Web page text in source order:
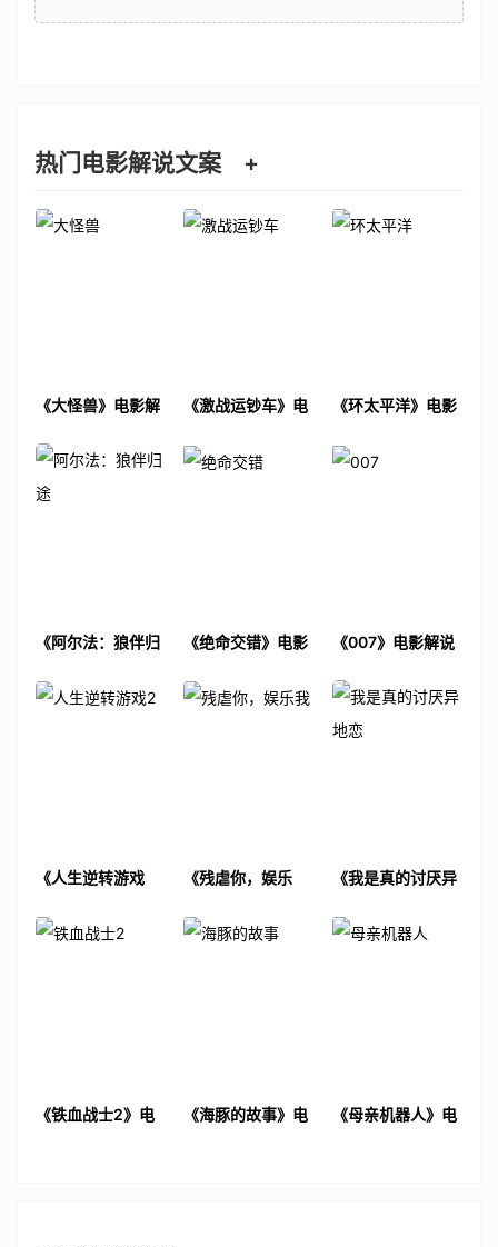
热门电影解说文案 +
《大怪兽》电影解
《激战运钞车》电
《环太平洋》电影
《阿尔法：狼伴归
《绝命交错》电影
《007》电影解说
《人生逆转游戏
《残虐你，娱乐
《我是真的讨厌异
案
《铁血战士2》电
《海豚的故事》电
《母亲机器人》电